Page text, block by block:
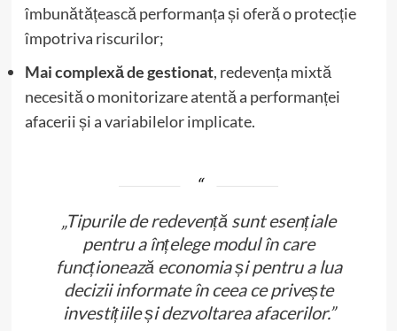
îmbunătățească performanța și oferă o protecție
împotriva riscurilor;
Mai complexă de gestionat, redevența mixtă
necesită o monitorizare atentă a performanței
afacerii și a variabilelor implicate.
„Tipurile de redevență sunt esențiale
pentru a înțelege modul în care
funcționează economia și pentru a lua
decizii informate în ceea ce privește
investițiile și dezvoltarea afacerilor.”